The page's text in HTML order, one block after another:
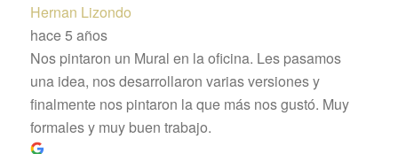
Hernan Lizondo
hace 5 años
Nos pintaron un Mural en la oficina. Les pasamos
una idea, nos desarrollaron varias versiones y
finalmente nos pintaron la que más nos gustó. Muy
formales y muy buen trabajo.